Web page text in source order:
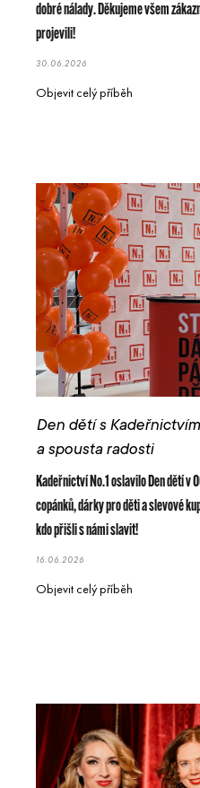
dobré nálady. Děkujeme všem
projevili!
30.06.2026
Objevit celý příběh
Den dětí s
a spousta radosti
Kadeřnictví No.1 oslavilo Den dětí v
copánků, dárky pro děti a slevové
kdo přišli s námi slavit!
16.06.2026
Objevit celý příběh